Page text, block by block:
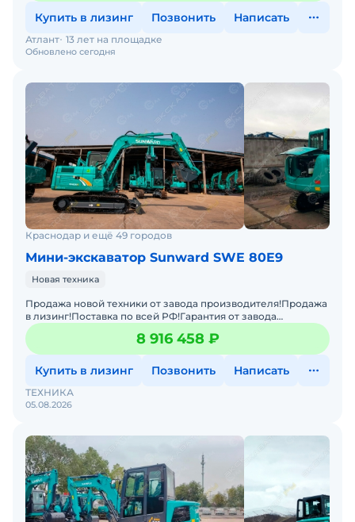
Купить в лизинг Позвонить Написать
Обновлено сегодня
Атлант 13 лет на площадке
Краснодар и ещё 49 городов
Мини-экскаватор Sunward SWE 80E9
Новая техника
Продажа новой техники от завода производителя!Продажа
в лизинг!Поставка по всей РФ!Гарантия от завода
производителя!Характеристики :Масса:7 680
кгСпособность пр
8 916 458 ₽
Купить в лизинг Позвонить Написать
05.08.2026
ТЕХНИКА